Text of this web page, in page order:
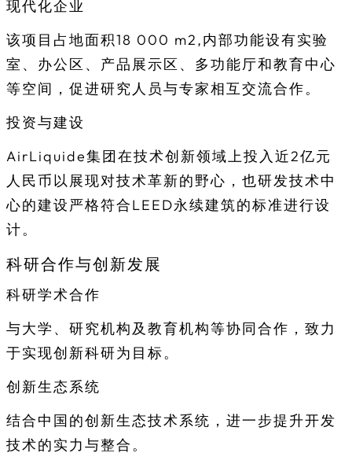
现代化企业
该项目占地面积18 000 m2,内部功能设有实验
室、办公区、产品展示区、多功能厅和教育中心
等空间，促进研究人员与专家相互交流合作。
投资与建设
AirLiquide集团在技术创新领域上投入近2亿元
人民币以展现对技术革新的野心，也研发技术中
心的建设严格符合LEED永续建筑的标准进行设
计。
科研合作与创新发展
科研学术合作
与大学、研究机构及教育机构等协同合作，致力
于实现创新科研为目标。
创新生态系统
结合中国的创新生态技术系统，进一步提升开发
技术的实力与整合。